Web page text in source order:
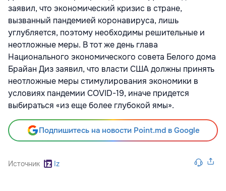
заявил, что экономический кризис в стране,
вызванный пандемией коронавируса, лишь
углубляется, поэтому необходимы решительные и
неотложные меры. В тот же день глава
Национального экономического совета Белого дома
Брайан Диз заявил, что власти США должны принять
неотложные меры стимулирования экономики в
условиях пандемии COVID-19, иначе придется
выбираться «из еще более глубокой ямы».
Подпишитесь на новости Point.md в Google
Источник Iz